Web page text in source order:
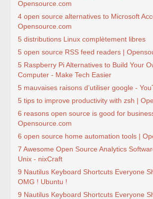
Opensource.com
4 open source alternatives to Microsoft
Opensource.com
5 distributions Linux complètement libres
5 open source RSS feed readers |
5 Raspberry Pi Alternatives to Build Your
Computer - Make Tech Easier
5 mauvaises raisons d’utiliser google -
5 tips to improve productivity with zsh |
6 reasons open source is good for
Opensource.com
6 open source home automation tools |
7 Awesome Open Source Analytics
Unix - nixCraft
9 Nautilus Keyboard Shortcuts Everyone
OMG ! Ubuntu !
9 Nautilus Keyboard Shortcuts Everyone